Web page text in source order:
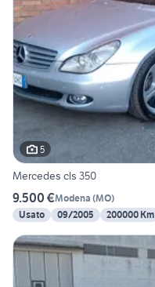
5
Mercedes cls 350
9.500 €Modena (MO)
Usato
09/2005 200000 Km